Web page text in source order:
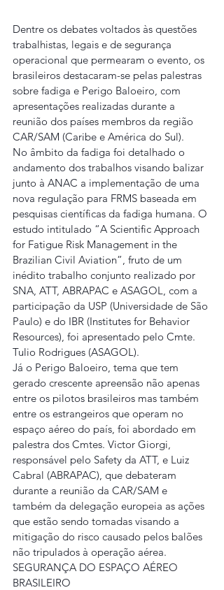
Dentre os debates voltados às questões
trabalhistas, legais e de segurança
operacional que permearam o evento, os
brasileiros destacaram-se pelas palestras
sobre fadiga e Perigo Baloeiro, com
apresentações realizadas durante a
reunião dos países membros da região
CAR/SAM (Caribe e América do Sul).
No âmbito da fadiga foi detalhado o
andamento dos trabalhos visando balizar
junto à ANAC a implementação de uma
nova regulação para FRMS baseada em
pesquisas científicas da fadiga humana. O
estudo intitulado “A Scientific Approach
for Fatigue Risk Management in the
Brazilian Civil Aviation”, fruto de um
inédito trabalho conjunto realizado por
SNA, ATT, ABRAPAC e ASAGOL, com a
participação da USP (Universidade de São
Paulo) e do IBR (Institutes for Behavior
Resources), foi apresentado pelo Cmte.
Tulio Rodrigues (ASAGOL).
Já o Perigo Baloeiro, tema que tem
gerado crescente apreensão não apenas
entre os pilotos brasileiros mas também
entre os estrangeiros que operam no
espaço aéreo do país, foi abordado em
palestra dos Cmtes. Victor Giorgi,
responsável pelo Safety da ATT, e Luiz
Cabral (ABRAPAC), que debateram
durante a reunião da CAR/SAM e
também da delegação europeia as ações
que estão sendo tomadas visando a
mitigação do risco causado pelos balões
não tripulados à operação aérea.
SEGURANÇA DO ESPAÇO AÉREO
BRASILEIRO